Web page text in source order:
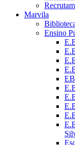
Marvila
Ensino